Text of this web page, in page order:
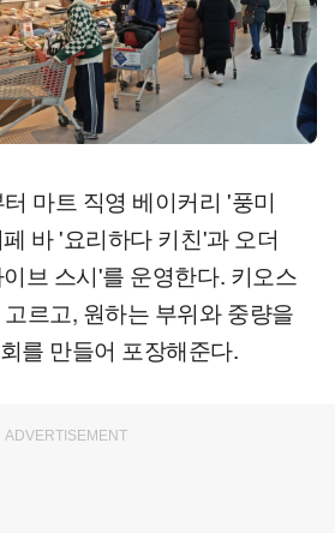
마트 직영 베이커리 '풍미
바 '요리하다 키친'과 오더
브 스시'를 운영한다. 키오스
르고, 원하는 부위와 중량을
를 만들어 포장해준다.
ADVERTISEMENT